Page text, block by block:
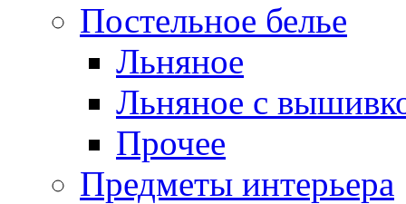
Постельное белье
Льняное
Льняное с
Прочее
Предметы интерьера